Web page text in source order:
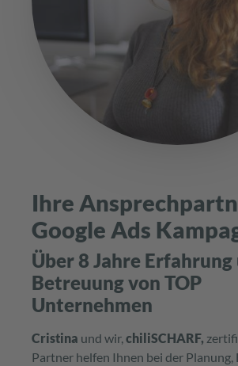
Ihre
Google Ads
Über 8 Jahre Erfahrung
Betreuung von TOP
Unternehmen
Cristina und wir,chiliSCHARF,
Partner helfen Ihnen bei der